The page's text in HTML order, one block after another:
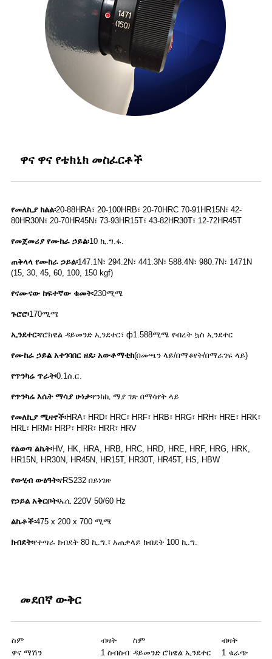
ዋና ዋና የቴክኒክ መስፈርቶች
የመለኪያ ክልል፡20-88HRA፣ 20-100HRB፣ 20-70HRC 70-91HR15N፣ 42-
80HR30N፣ 20-70HR45N፣ 73-93HR15T፣ 43-82HR30T፣ 12-72HR45T
የመጀመሪያ የሙከራ ኃይል፡10 ኪ.ግ.ፋ.
ጠቅላላ የሙከራ ኃይል፡147.1N፣ 294.2N፣ 441.3N፣ 588.4N፣ 980.7N፣ 1471N
(15, 30, 45, 60, 100, 150 kgf)
የናሙናው ከፍተኛው ቁመት፡230ሚሜ
ጉሮሮ፡170ሚሜ
ኢንደተር፡የሮክዌል ዳይመንድ ኢንደተር፣ ф1.588ሚሜ የብረት ኳስ ኢንደተር
የሙከራ ኃይል አተገባበር ዘዴ፡ አውቶማቲክ(በመጫን ላይ/በማቆየት/በማራገፍ ላይ)
የጥንካሬ ጥራት፡0.1ሰ.ር.
የጥንካሬ እሴት ማሳያ ሁነታ፡የንክኪ ማያ ገጽ በማሳየት ላይ
የመለኪያ ሚዛኖች፡HRA፣ HRD፣ HRC፣ HRF፣ HRB፣ HRG፣ HRH፣ HRE፣ HRK፣
HRL፣ HRM፣ HRP፣ HRR፣ HRR፣ HRV
የልወጣ ልኬት፡HV, HK, HRA, HRB, HRC, HRD, HRE, HRF, HRG, HRK,
HR15N, HR30N, HR45N, HR15T, HR30T, HR45T, HS, HBW
የውሂብ ውፅዓት፡የRS232 በይነገጽ
የኃይል አቅርቦት፡ኤሲ 220V 50/60 Hz
ልኬቶች፡475 x 200 x 700 ሚሜ
ክብደት፡የተጣራ ክብደት 80 ኪ.ግ.፣ አጠቃላይ ክብደት 100 ኪ.ግ.
መደበኛ ውቅር
ስም ብዛት ስም
ብዛት
ዋና ማሽን
1 ስብስብ ዳይመንድ ሮክዌል ኢንደተር
1 ቁራጭ